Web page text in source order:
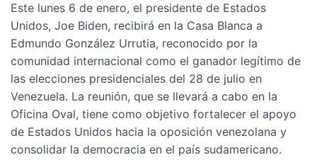
Este lunes 6 de enero, el presidente de Estados
Unidos, Joe Biden, recibirá en la Casa Blanca a
Edmundo González Urrutia, reconocido por la
comunidad internacional como el ganador legítimo de
las elecciones presidenciales del 28 de julio en
Venezuela. La reunión, que se llevará a cabo en la
Oficina Oval, tiene como objetivo fortalecer el apoyo
de Estados Unidos hacia la oposición venezolana y
consolidar la democracia en el país sudamericano.